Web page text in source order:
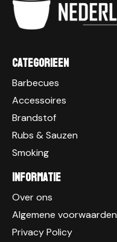
Categorieen
Barbecues
Accessoires
Brandstof
Rubs & Sauzen
Smoking
Informatie
Over ons
Algemene voorwaarden
Privacy Policy